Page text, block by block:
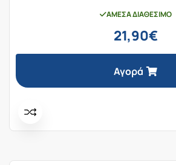
ΆΜΕΣΑ ΔΙΑΘΈΣΙΜΟ
21,90€
Αγορά